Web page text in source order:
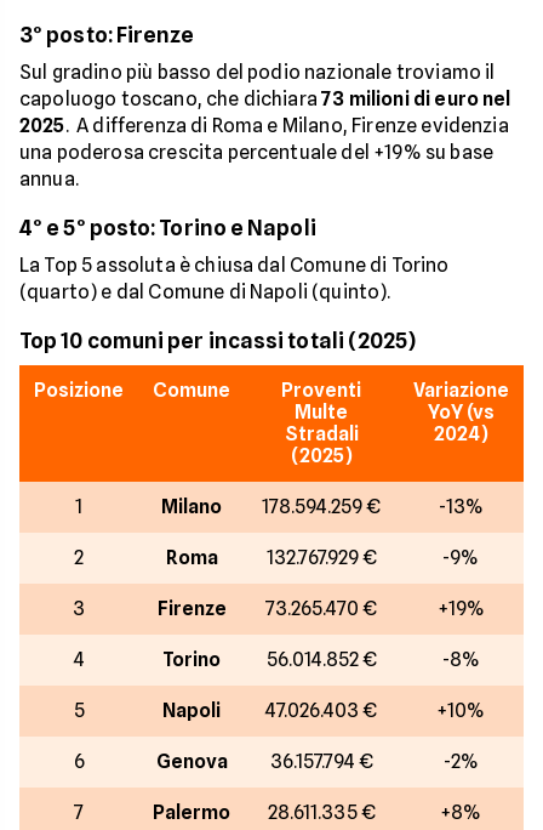
3° posto: Firenze
Sul gradino più basso del podio nazionale troviamo il
capoluogo toscano, che dichiara73 milioni di euro nel
2025. A differenza di Roma e Milano, Firenze evidenzia
una poderosa crescita percentuale del +19% su base
annua.
4° e 5° posto: Torino e Napoli
La Top 5 assoluta è chiusa dal Comune di Torino
(quarto) e dal Comune di Napoli (quinto).
Top 10 comuni per incassi totali (2025)
Posizione Comune
Proventi
Multe
Stradali
(2025)
Variazione
YoY (vs
2024)
1 Milano 178.594.259 € -13%
2 Roma 132.767.929 € -9%
3 Firenze 73.265.470 € +19%
4 Torino 56.014.852 € -8%
5 Napoli 47.026.403 € +10%
6 Genova 36.157.794 € -2%
7 Palermo 28.611.335 € +8%